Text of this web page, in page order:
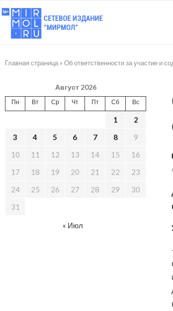
Главная страница » Об ответственности за участие и
Август 2026
Пн Вт Ср Чт Пт Сб Вс
1
2
3
4 5 6 7 8
9
10
11 12 13 14 15
16
17
18 19 20 21 22
23
24
25 26 27 28 29
30
31
« Июл